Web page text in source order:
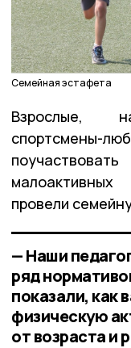
Семейная эстафета
Взрослые,
спортсмены-
провели
— Наши
ряд
показали, как
физическую
от возраста и